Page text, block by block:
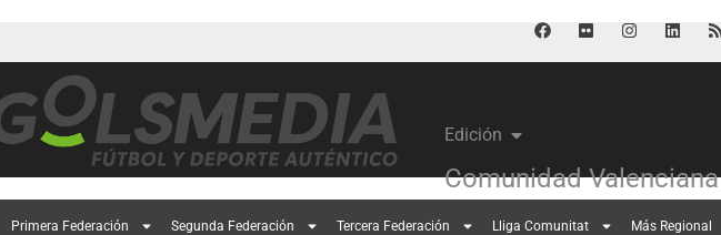
Edición
Comunidad Valenciana
Primera Federación Segunda Federación Tercera Federación Lliga Comunitat Más Regional